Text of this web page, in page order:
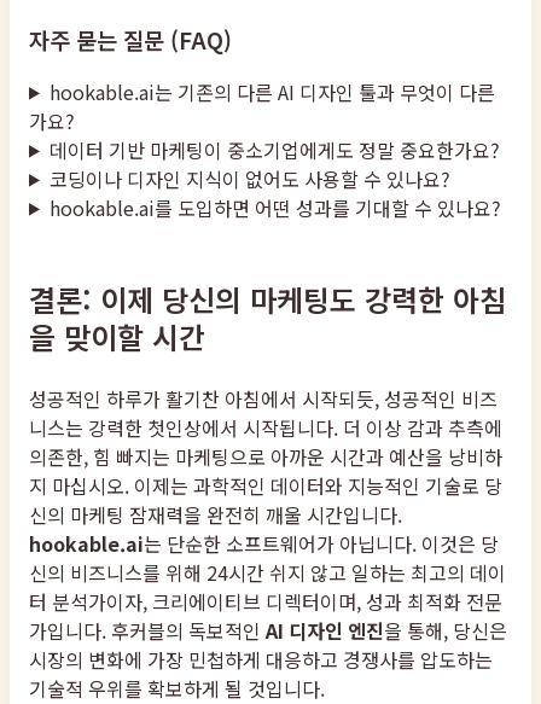
자주 묻는 질문 (FAQ)
hookable.ai는 기존의 다른 AI 디자인 툴과 무엇이 다른
가요?
데이터 기반 마케팅이 중소기업에게도 정말 중요한가요?
코딩이나 디자인 지식이 없어도 사용할 수 있나요?
hookable.ai를 도입하면 어떤 성과를 기대할 수 있나요?
결론: 이제 당신의 마케팅도 강력한 아침
을 맞이할 시간
성공적인 하루가 활기찬 아침에서 시작되듯, 성공적인 비즈
니스는 강력한 첫인상에서 시작됩니다. 더 이상 감과 추측에
의존한, 힘 빠지는 마케팅으로 아까운 시간과 예산을 낭비하
지 마십시오. 이제는 과학적인 데이터와 지능적인 기술로 당
신의 마케팅 잠재력을 완전히 깨울 시간입니다.
hookable.ai는 단순한 소프트웨어가 아닙니다. 이것은 당
신의 비즈니스를 위해 24시간 쉬지 않고 일하는 최고의 데이
터 분석가이자, 크리에이티브 디렉터이며, 성과 최적화 전문
가입니다. 후커블의 독보적인 AI 디자인 엔진을 통해, 당신은
시장의 변화에 가장 민첩하게 대응하고 경쟁사를 압도하는
기술적 우위를 확보하게 될 것입니다.